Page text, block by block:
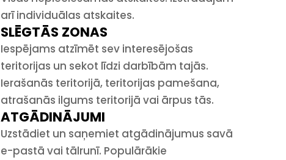
arī individuālas atskaites.
SLĒGTĀS ZONAS
Iespējams atzīmēt sev interesējošas
teritorijas un sekot līdzi darbībām tajās.
Ierašanās teritorijā, teritorijas pamešana,
atrašanās ilgums teritorijā vai ārpus tās.
ATGĀDINĀJUMI
Uzstādiet un saņemiet atgādinājumus savā
e-pastā vai tālrunī. Populārākie